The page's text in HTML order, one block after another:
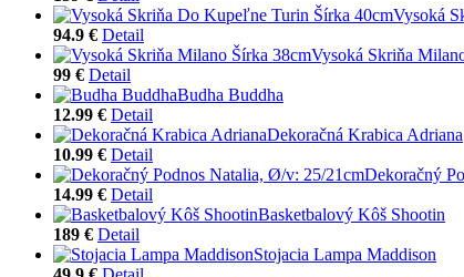
Vysoká
94.9 € Detail
Vysoká Skriňa
99 € Detail
Budha Buddha
12.99 € Detail
Dekoračná Krabica Adriana
10.99 € Detail
Dekoračný
14.99 € Detail
Basketbalový Kôš Shootin
189 € Detail
Stojacia Lampa Maddison